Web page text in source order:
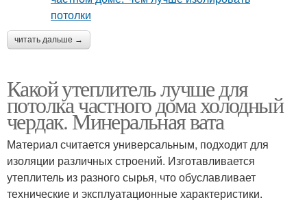
читать дальше →
Какой утеплитель лучше для
потолка частного дома холодный
чердак. Минеральная вата
Материал считается универсальным, подходит для
изоляции различных строений. Изготавливается
утеплитель из разного сырья, что обуславливает
технические и эксплуатационные характеристики.